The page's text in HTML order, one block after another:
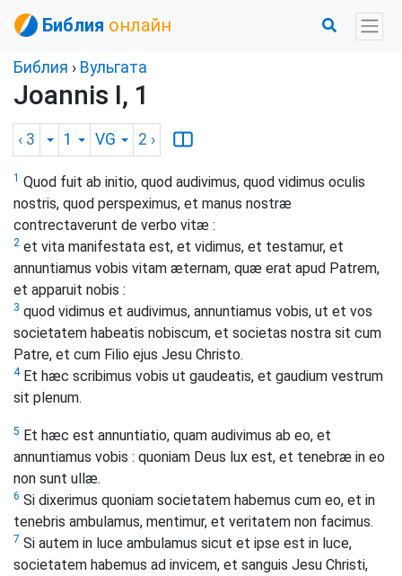
Библия онлайн
Библия › Вульгата
Joannis I, 1
‹ 3 1 VG 2 ›
1 Quod fuit ab initio, quod audivimus, quod vidimus oculis
nostris, quod perspeximus, et manus nostræ
contrectaverunt de verbo vitæ :
2 et vita manifestata est, et vidimus, et testamur, et
annuntiamus vobis vitam æternam, quæ erat apud Patrem,
et apparuit nobis :
3 quod vidimus et audivimus, annuntiamus vobis, ut et vos
societatem habeatis nobiscum, et societas nostra sit cum
Patre, et cum Filio ejus Jesu Christo.
4Et hæc scribimus vobis ut gaudeatis, et gaudium vestrum
sit plenum.
5 Et hæc est annuntiatio, quam audivimus ab eo, et
annuntiamus vobis : quoniam Deus lux est, et tenebræ in eo
non sunt ullæ.
6 Si dixerimus quoniam societatem habemus cum eo, et in
tenebris ambulamus, mentimur, et veritatem non facimus.
7 Si autem in luce ambulamus sicut et ipse est in luce,
societatem habemus ad invicem, et sanguis Jesu Christi,